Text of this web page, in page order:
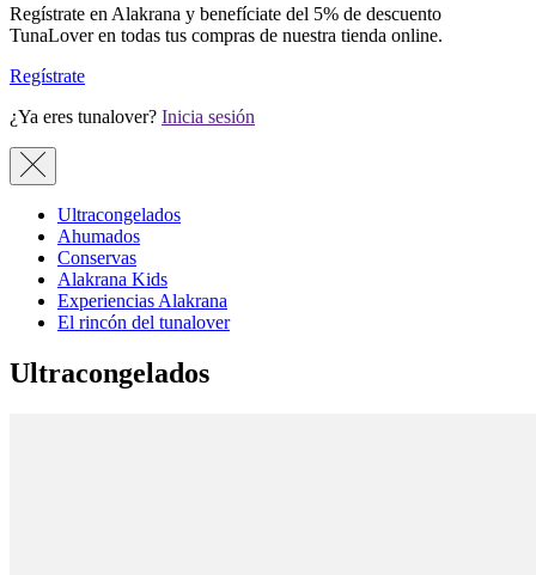
Regístrate en Alakrana y benefíciate del 5% de descuento
TunaLover en todas tus compras de nuestra tienda online.
Regístrate
¿Ya eres tunalover? Inicia sesión
Ultracongelados
Ahumados
Conservas
Alakrana Kids
Experiencias Alakrana
El rincón del tunalover
Ultracongelados